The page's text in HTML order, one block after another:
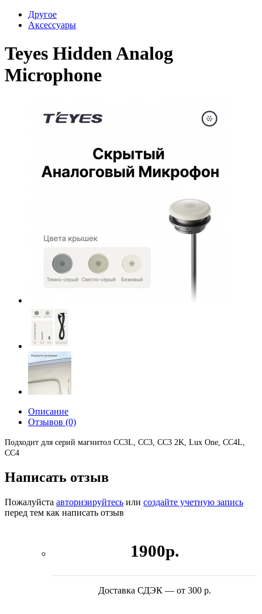
Другое
Аксессуары
Teyes Hidden Analog
Microphone
Описание
Отзывов (0)
Подходит для серий магнитол CC3L, СС3, СС3 2K, Lux One, CC4L,
CC4
Написать отзыв
Пожалуйста авторизируйтесь или создайте учетную запись
перед тем как написать отзыв
1900р.
Доставка СДЭК — от 300 р.